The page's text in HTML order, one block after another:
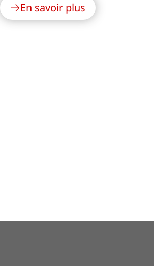
En savoir plus